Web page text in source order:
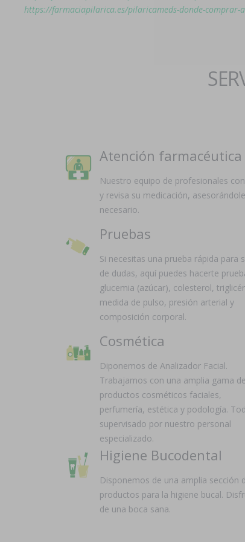
https://farmaciapilarica.es/pilaricameds-donde-comprar-
Atención farmacéutica
Nuestro equipo de profesionales
y revisa su medicación,
necesario.
Pruebas
Si necesitas una prueba rápida para
de dudas, aquí puedes hacerte
glucemia (azúcar), colesterol,
medida de pulso, presión arterial y
composición corporal.
Cosmética
Diponemos de Analizador Facial.
Trabajamos con una amplia gama de
productos cosméticos faciales,
perfumería, estética y podología.
supervisado por nuestro personal
especializado.
Higiene Bucodental
Disponemos de una amplia sección
productos para la higiene bucal.
de una boca sana.